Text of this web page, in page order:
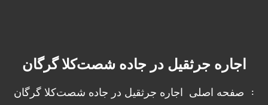
اجاره جرثقیل در جاده شصت‌کلا گرگان
صفحه اصلی اجاره جرثقیل در جاده شصت‌کلا گرگان